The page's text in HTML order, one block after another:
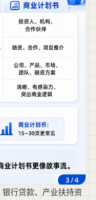
行贷款、产业扶持资